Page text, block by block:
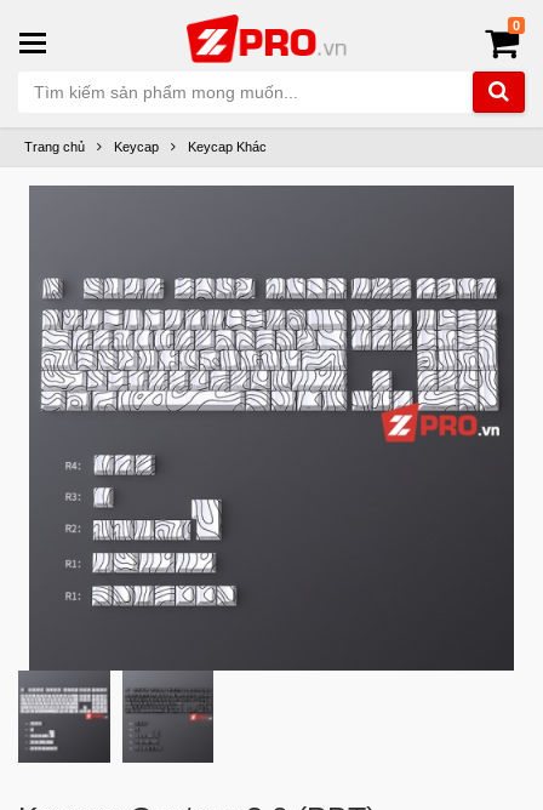
0
Trang chủ Keycap Keycap Khác